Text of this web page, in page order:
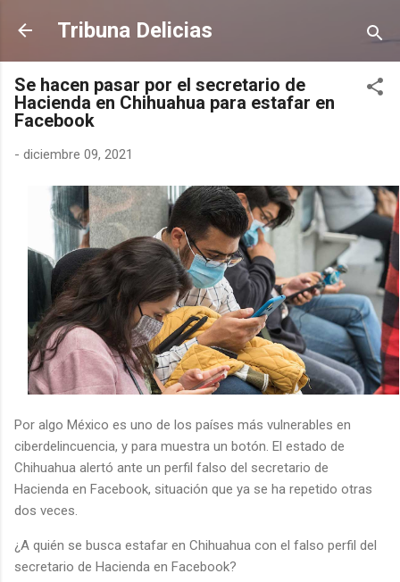
Ir al contenido principal
Tribuna Delicias
Se hacen pasar por el secretario de
Hacienda en Chihuahua para estafar en
Facebook
- diciembre 09, 2021
Por algo México es uno de los países más vulnerables en
ciberdelincuencia, y para muestra un botón. El estado de
Chihuahua alertó ante un perfil falso del secretario de
Hacienda en Facebook, situación que ya se ha repetido otras
dos veces.
¿A quién se busca estafar en Chihuahua con el falso perfil del
secretario de Hacienda en Facebook?